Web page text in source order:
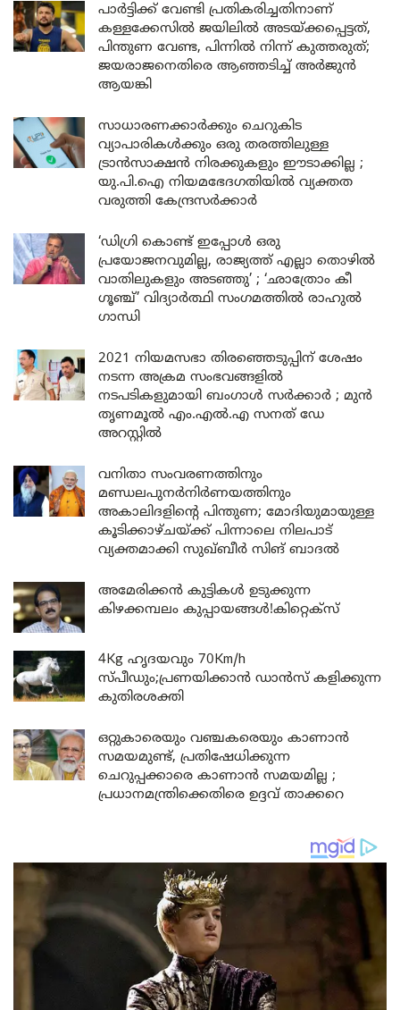
പാർട്ടിക്ക് വേണ്ടി പ്രതികരിച്ചതിനാണ്
കള്ളക്കേസിൽ ജയിലിൽ അടയ്ക്കപ്പെട്ടത്,
പിന്തുണ വേണ്ട, പിന്നിൽ നിന്ന് കുത്തരുത്;
ജയരാജനെതിരെ ആഞ്ഞടിച്ച് അർജുൻ
ആയങ്കി
സാധാരണക്കാർക്കും ചെറുകിട
വ്യാപാരികൾക്കും ഒരു തരത്തിലുള്ള
ട്രാൻസാക്ഷൻ നിരക്കുകളും ഈടാക്കില്ല ;
യു.പി.ഐ നിയമഭേദഗതിയിൽ വ്യക്തത
വരുത്തി കേന്ദ്രസർക്കാർ
‘ഡിഗ്രി കൊണ്ട് ഇപ്പോൾ ഒരു
പ്രയോജനവുമില്ല, രാജ്യത്ത് എല്ലാ തൊഴിൽ
വാതിലുകളും അടഞ്ഞു’ ; ‘ഛാത്രോം കീ
ഗൂഞ്ച്’ വിദ്യാർത്ഥി സംഗമത്തിൽ രാഹുൽ
ഗാന്ധി
2021 നിയമസഭാ തിരഞ്ഞെടുപ്പിന് ശേഷം
നടന്ന അക്രമ സംഭവങ്ങളിൽ
നടപടികളുമായി ബംഗാൾ സർക്കാർ ; മുൻ
തൃണമൂൽ എം.എൽ.എ സനത് ഡേ
അറസ്റ്റിൽ
വനിതാ സംവരണത്തിനും
മണ്ഡലപുനർനിർണയത്തിനും
അകാലിദളിന്റെ പിന്തുണ; മോദിയുമായുള്ള
കൂടിക്കാഴ്ചയ്ക്ക് പിന്നാലെ നിലപാട്
വ്യക്തമാക്കി സുഖ്ബീർ സിങ് ബാദൽ
അമേരിക്കൻ കുട്ടികൾ ഉടുക്കുന്ന
കിഴക്കമ്പലം കുപ്പായങ്ങൾ!കിറ്റെക്സ്
4Kg ഹൃദയവും 70Km/h
സ്പീഡും;പ്രണയിക്കാൻ ഡാൻസ് കളിക്കുന്ന
കുതിരശക്തി
ഒറ്റുകാരെയും വഞ്ചകരെയും കാണാൻ
സമയമുണ്ട്, പ്രതിഷേധിക്കുന്ന
ചെറുപ്പക്കാരെ കാണാൻ സമയമില്ല ;
പ്രധാനമന്ത്രിക്കെതിരെ ഉദ്ദവ് താക്കറെ